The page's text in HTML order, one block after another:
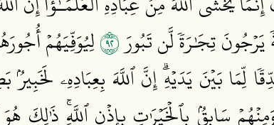
يَرۡجُونَ تِجَٰرَةٗ لَّن تَبُورَ٢٩لِيُوَفِّيَهُمۡ
بَيۡنَ يَدَيۡهِۗ إِنَّ ٱللَّهَ بِعِبَادِهِۦ لَخَبِيرُۢ
سَابِقُۢ بِٱلۡخَيۡرَٰتِ بِإِذۡنِ ٱللَّهِۚ ذَٰلِكَ